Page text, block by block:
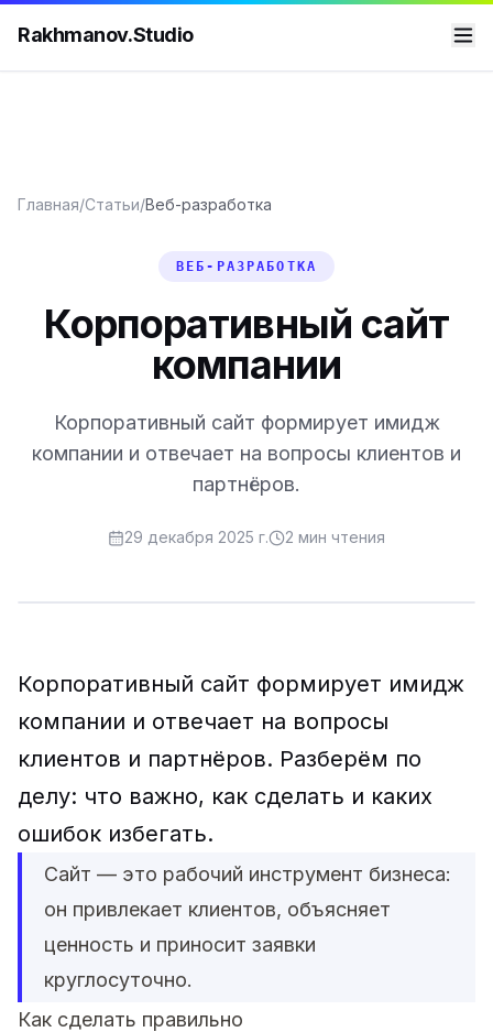
Rakhmanov.Studio
Главная/Статьи/Веб-разработка
ВЕБ-РАЗРАБОТКА
Корпоративный сайт
компании
Корпоративный сайт формирует имидж
компании и отвечает на вопросы клиентов и
партнёров.
29 декабря 2025 г. 2 мин чтения
Корпоративный сайт формирует имидж
компании и отвечает на вопросы
клиентов и партнёров. Разберём по
делу: что важно, как сделать и каких
ошибок избегать.
Сайт — это рабочий инструмент бизнеса:
он привлекает клиентов, объясняет
ценность и приносит заявки
круглосуточно.
Как сделать правильно